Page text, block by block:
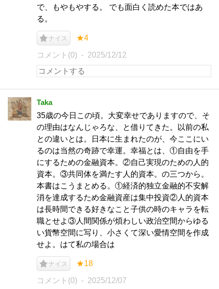
で、もやもやする。 でも面白く読めた本ではあ
る。
ナイス ★4
コメント(0) 2025/12/12
Taka
35歳の今日この頃。大変幸せでありますので、そ
の理由はなんじゃろな、と借りてきた。以前の私
との違いとは。日本に生まれたのが、今ここにい
るのは当然の奇跡で幸運。幸福とは、①自由を手
にするための金融資本。②自己実現のための人的
資本。③共同体を満たす人的資本。の三つから。
本書はこうまとめる。①経済的独立金融的不安解
消を達成するため金融資産は集中投資②人的資本
は長時間できる好きなこと子供の時のキャラを転
職とせよ③人間関係が煩わしい政治空間からゆる
い貨幣空間に写り、小さくて深い愛情空間を作成
せよ。はて私の場合は
ナイス ★18
コメント(0) 2025/12/07